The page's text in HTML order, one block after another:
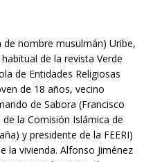
de nombre musulmán) Uribe,
de la revista Verde
de Entidades Religiosas
de 18 años, vecino
de Sabora (Francisco
la Comisión Islámica de
y presidente de la FEERI)
la vivienda. Alfonso Jiménez